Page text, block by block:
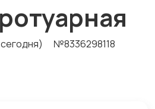
№8336298118